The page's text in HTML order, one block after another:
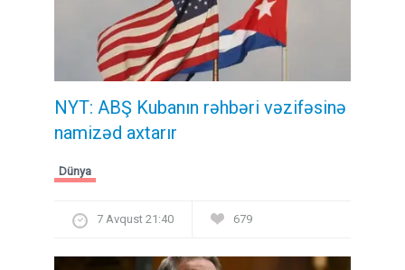
NYT: ABŞ Kubanın rəhbəri vəzifəsinə
namizəd axtarır
Dünya
7 Avqust 21:40 679